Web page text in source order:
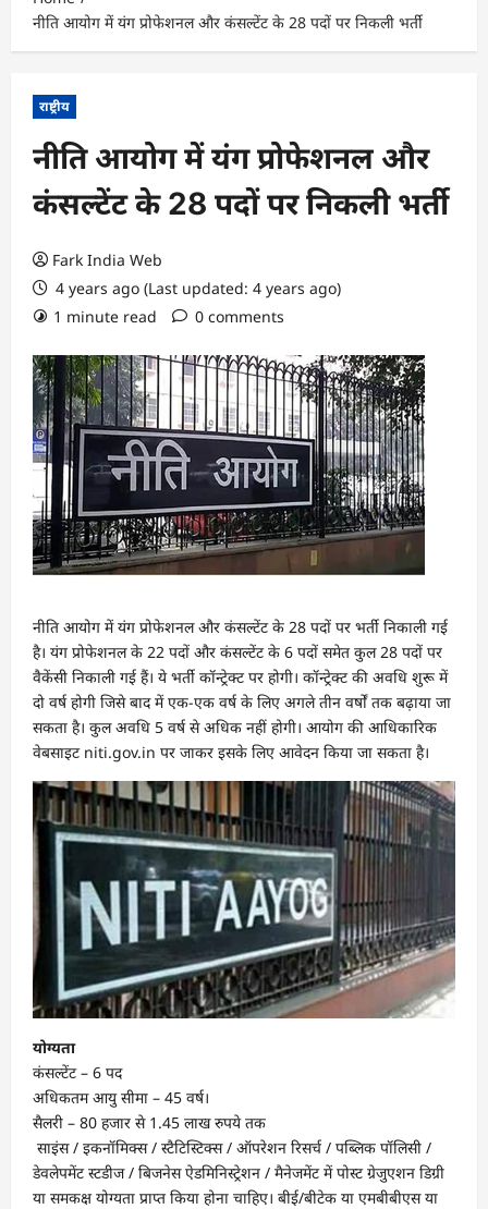
नीति आयोग में यंग प्रोफेशनल और कंसल्टेंट के 28 पदों पर निकली भर्ती
राष्ट्रीय
नीति आयोग में यंग प्रोफेशनल और
कंसल्टेंट के 28 पदों पर निकली भर्ती
Fark India Web
4 years ago (Last updated: 4 years ago)
1 minute read
0 comments
नीति आयोग में यंग प्रोफेशनल और कंसल्टेंट के 28 पदों पर भर्ती निकाली गई
है। यंग प्रोफेशनल के 22 पदों और कंसल्टेंट के 6 पदों समेत कुल 28 पदों पर
वैकेंसी निकाली गई हैं। ये भर्ती कॉन्ट्रेक्ट पर होगी। कॉन्ट्रेक्ट की अवधि शुरू में
दो वर्ष होगी जिसे बाद में एक-एक वर्ष के लिए अगले तीन वर्षों तक बढ़ाया जा
सकता है। कुल अवधि 5 वर्ष से अधिक नहीं होगी। आयोग की आधिकारिक
वेबसाइट niti.gov.in पर जाकर इसके लिए आवेदन किया जा सकता है।
योग्यता
कंसल्टेंट – 6 पद
अधिकतम आयु सीमा – 45 वर्ष।
सैलरी – 80 हजार से 1.45 लाख रुपये तक
साइंस / इकनॉमिक्स / स्टैटिस्टिक्स / ऑपरेशन रिसर्च / पब्लिक पॉलिसी /
डेवलेपमेंट स्टडीज / बिजनेस ऐडमिनिस्ट्रेशन / मैनेजमेंट में पोस्ट ग्रेजुएशन डिग्री
या समकक्ष योग्यता प्राप्त किया होना चाहिए। बीई/बीटेक या एमबीबीएस या